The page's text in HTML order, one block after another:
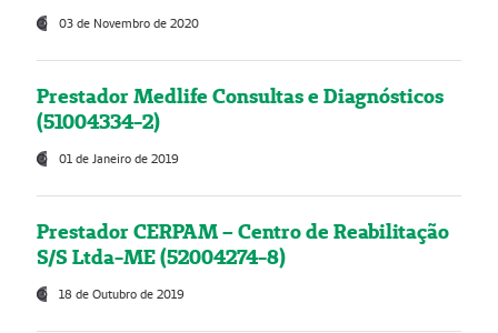
03 de Novembro de 2020
Prestador Medlife Consultas e Diagnósticos
(51004334-2)
01 de Janeiro de 2019
Prestador CERPAM – Centro de Reabilitação
S/S Ltda-ME (52004274-8)
18 de Outubro de 2019